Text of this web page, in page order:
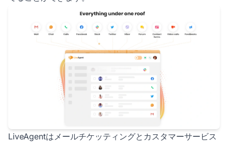
LiveAgentはメールチケッティングとカスタマーサービス